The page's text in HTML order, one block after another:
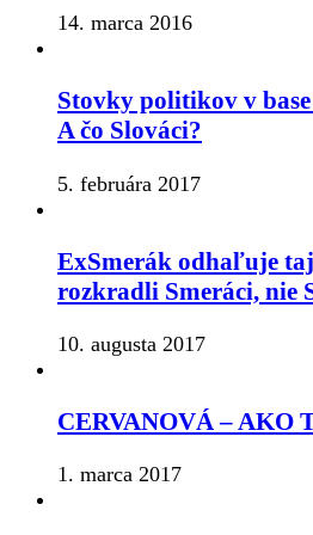
14. marca 2016
Stovky politikov v
A čo Slováci?
5. februára 2017
ExSmerák odhaľuje
rozkradli Smeráci, nie
10. augusta 2017
CERVANOVÁ – AKO
1. marca 2017